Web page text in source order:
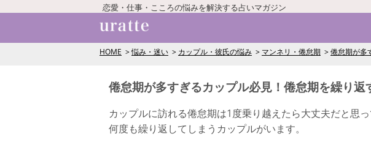
恋愛・仕事・こころの悩みを解決する占いマガジン
HOME 悩み・迷い カップル・彼氏の悩み マンネリ・倦怠期 倦怠期が多
倦怠期が多すぎるカップル必見！倦怠期を繰り返
カップルに訪れる倦怠期は1度乗り越えたら大丈夫だと思
何度も繰り返してしまうカップルがいます。